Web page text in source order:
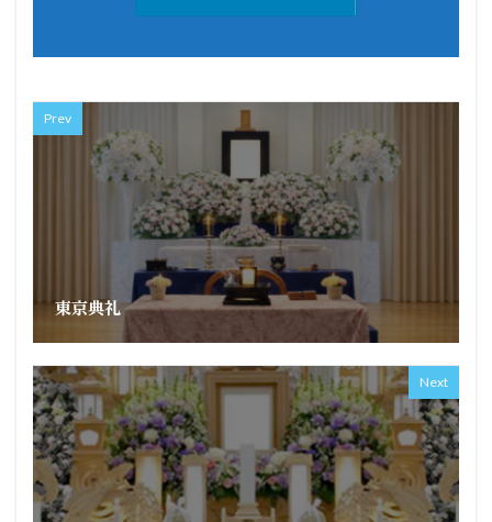
Prev
東京典礼
Next